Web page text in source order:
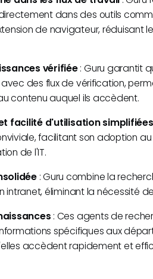
dans des outils
de navigateur, réduisant
vérifiée: Guru garantit
des flux de vérification,
contenu auquel ils accèdent.
facilité d'utilisation simplifiées
facilitant son adoption
de l'IT.
: Guru combine la
intranet, éliminant la nécessité
: Ces agents de
spécifiques aux
accèdent rapidement et